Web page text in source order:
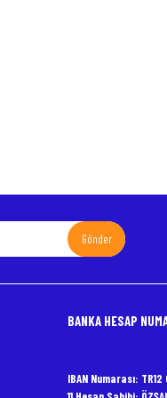
Gönder
BANKA HESAP
IBAN Numarası: